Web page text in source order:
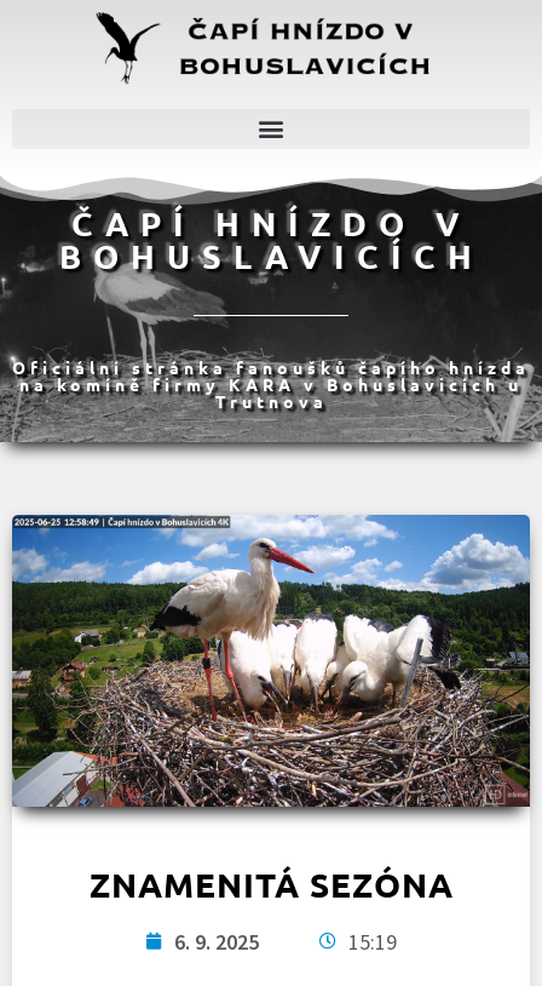
ČAPÍ HNÍZDO V
BOHUSLAVICÍCH
Oficiální stránka fanoušků čapího hnízda
na komíně firmy KARA v Bohuslavicích u
Trutnova
ZNAMENITÁ SEZÓNA
6. 9. 2025 15:19